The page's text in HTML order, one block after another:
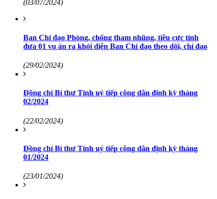
(03/07/2024)
Ban Chỉ đạo Phòng, chống tham nhũng, tiêu cực tỉnh
đưa 01 vụ án ra khỏi diện Ban Chỉ đạo theo dõi, chỉ đạo
(29/02/2024)
Đồng chí Bí thư Tỉnh uỷ tiếp công dân định kỳ tháng
02/2024
(22/02/2024)
Đồng chí Bí thư Tỉnh uỷ tiếp công dân định kỳ tháng
01/2024
(23/01/2024)